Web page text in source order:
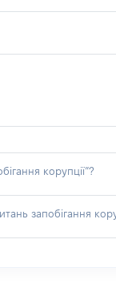
корупції”?
запобігання